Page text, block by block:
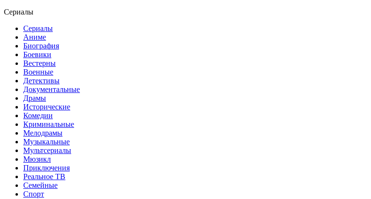
Сериалы
Сериалы
Аниме
Биография
Боевики
Вестерны
Военные
Детективы
Документальные
Драмы
Исторические
Комедии
Криминальные
Мелодрамы
Музыкальные
Мультсериалы
Мюзикл
Приключения
Реальное ТВ
Семейные
Спорт